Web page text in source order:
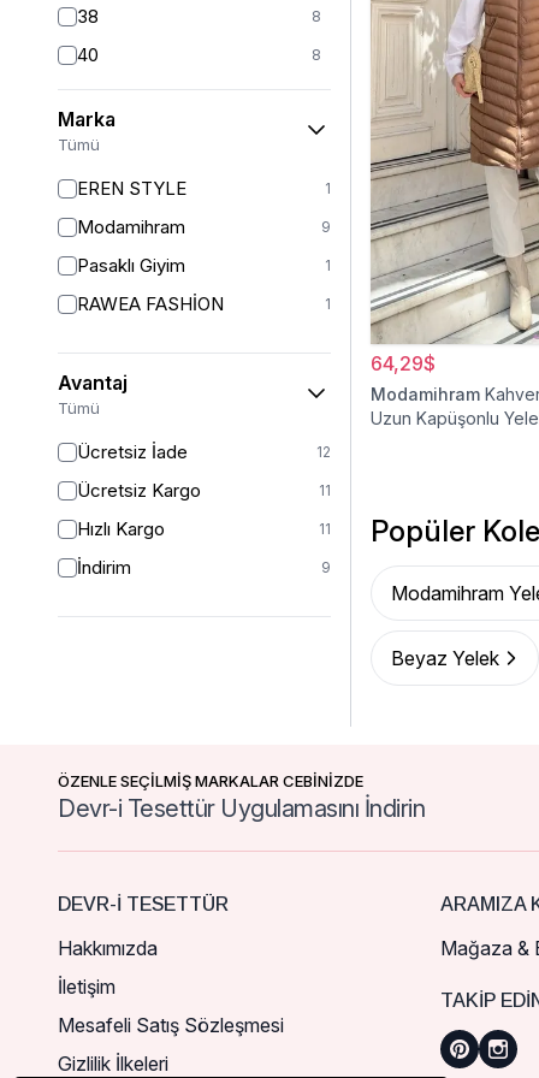
38 8
40 8
42 7
44 6
Marka
Tümü
EREN STYLE 1
Modamihram 9
Pasaklı Giyim 1
RAWEA FASHİON 1
Avantaj
Tümü
Ücretsiz İade 12
Ücretsiz Kargo 11
Hızlı Kargo 11
İndirim 9
64,29$
Modamihram
Uzun Kapüşonlu
Popüler
Modamihram
Beyaz Yelek
ÖZENLE SEÇİLMİŞ MARKALAR CEBİNİZDE
Devr-i Tesettür Uygulamasını İndirin
DEVR-I TESETTÜR
Hakkımızda
İletişim
Mesafeli Satış Sözleşmesi
Gizlilik İlkeleri
ARAMIZA
Mağaza &
TAKIP